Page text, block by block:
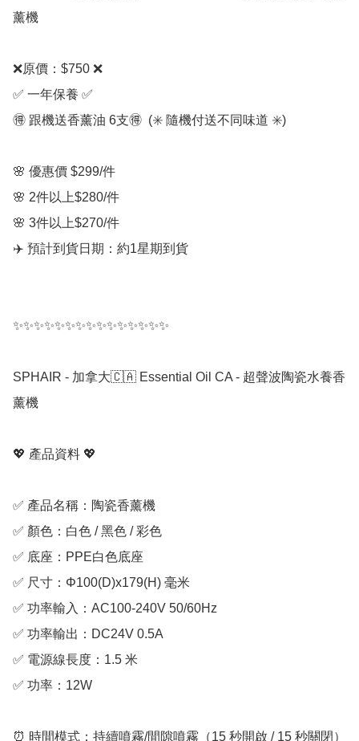
薰機
❌原價：$750 ❌
✅ 一年保養 ✅
🉐 跟機送香薰油 6支🉐  (✳️ 隨機付送不同味道 ✳️)
🌸 優惠價 $299/件
🌸 2件以上$280/件
🌸 3件以上$270/件
✈️ 預計到貨日期：約1星期到貨
✨✨✨✨✨✨✨✨✨✨✨✨✨✨✨
SPHAIR - 加拿大🇨🇦 Essential Oil CA - 超聲波陶瓷水養香
薰機
💖 產品資料 💖
✅ 產品名稱：陶瓷香薰機
✅ 顏色：白色 / 黑色 / 彩色
✅ 底座：PPE白色底座
✅ 尺寸：Φ100(D)x179(H) 毫米
✅ 功率輸入：AC100-240V 50/60Hz
✅ 功率輸出：DC24V 0.5A
✅ 電源線長度：1.5 米
✅ 功率：12W
⏰ 時間模式：持續噴霧/間隙噴霧（15 秒開啟 / 15 秒關閉）